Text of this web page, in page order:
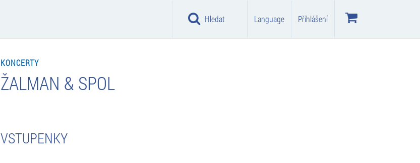
Hledat Language Přihlášení
KONCERTY
ŽALMAN & SPOL
VSTUPENKY